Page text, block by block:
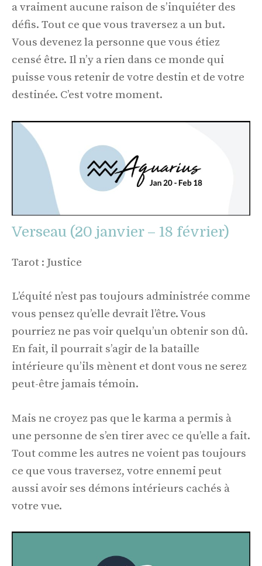
a vraiment aucune raison de s’inquiéter des
défis. Tout ce que vous traversez a un but.
Vous devenez la personne que vous étiez
censé être. Il n’y a rien dans ce monde qui
puisse vous retenir de votre destin et de votre
destinée. C’est votre moment.
Verseau (20 janvier – 18 février)
Tarot : Justice
L’équité n’est pas toujours administrée comme
vous pensez qu’elle devrait l’être. Vous
pourriez ne pas voir quelqu’un obtenir son dû.
En fait, il pourrait s’agir de la bataille
intérieure qu’ils mènent et dont vous ne serez
peut-être jamais témoin.
Mais ne croyez pas que le karma a permis à
une personne de s’en tirer avec ce qu’elle a fait.
Tout comme les autres ne voient pas toujours
ce que vous traversez, votre ennemi peut
aussi avoir ses démons intérieurs cachés à
votre vue.